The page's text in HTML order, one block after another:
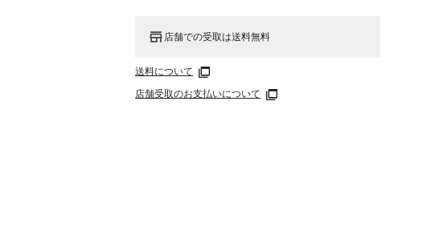
店舗での受取は送料無料
送料について
店舗受取のお支払いについて